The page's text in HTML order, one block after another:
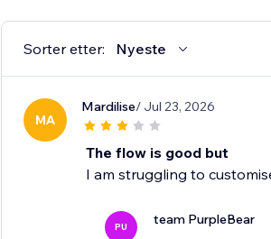
Sorter etter: Nyeste
MA
Mardilise/ Jul 23, 2026
The flow is good but
I am struggling to
PU team PurpleBear